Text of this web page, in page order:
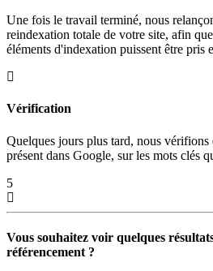
Une fois le travail terminé, nous
reindexation totale de votre site, afin
éléments d'indexation puissent être pris
Vérification
Quelques jours plus tard, nous vérifions
présent dans Google, sur les mots clés
5
Vous souhaitez voir quelques
référencement ?